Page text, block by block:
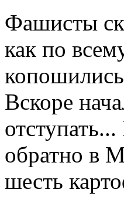
Фашисты
как по
Вскоре
обратно в
шесть